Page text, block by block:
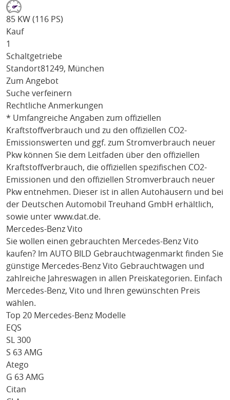
85 KW (116 PS)
Kauf
1
Schaltgetriebe
Standort81249, München
Zum Angebot
Suche verfeinern
Rechtliche Anmerkungen
* Umfangreiche Angaben zum offiziellen
Kraftstoffverbrauch und zu den offiziellen CO2-
Emissionswerten und ggf. zum Stromverbrauch neuer
Pkw können Sie dem Leitfaden über den offiziellen
Kraftstoffverbrauch, die offiziellen spezifischen CO2-
Emissionen und den offiziellen Stromverbrauch neuer
Pkw entnehmen. Dieser ist in allen Autohäusern und bei
der Deutschen Automobil Treuhand GmbH erhältlich,
sowie unter www.dat.de.
Mercedes-Benz Vito
Sie wollen einen gebrauchten Mercedes-Benz Vito
kaufen? Im AUTO BILD Gebrauchtwagenmarkt finden Sie
günstige Mercedes-Benz Vito Gebrauchtwagen und
zahlreiche Jahreswagen in allen Preiskategorien. Einfach
Mercedes-Benz, Vito und Ihren gewünschten Preis
wählen.
Top 20 Mercedes-Benz Modelle
EQS
SL 300
S 63 AMG
Atego
G 63 AMG
Citan